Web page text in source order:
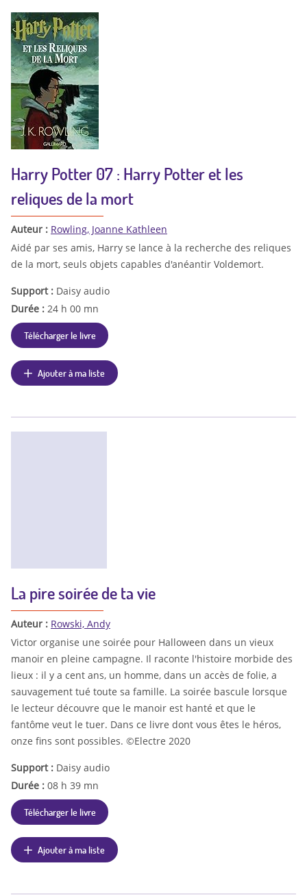
Harry Potter 07 : Harry Potter et les
reliques de la mort
Auteur : Rowling, Joanne Kathleen
Aidé par ses amis, Harry se lance à la recherche des reliques
de la mort, seuls objets capables d'anéantir Voldemort.
Support : Daisy audio
Durée : 24 h 00 mn
Télécharger le livre
Ajouter à ma liste
La pire soirée de ta vie
Auteur : Rowski, Andy
Victor organise une soirée pour Halloween dans un vieux
manoir en pleine campagne. Il raconte l'histoire morbide des
lieux : il y a cent ans, un homme, dans un accès de folie, a
sauvagement tué toute sa famille. La soirée bascule lorsque
le lecteur découvre que le manoir est hanté et que le
fantôme veut le tuer. Dans ce livre dont vous êtes le héros,
onze fins sont possibles. ©Electre 2020
Support : Daisy audio
Durée : 08 h 39 mn
Télécharger le livre
Ajouter à ma liste